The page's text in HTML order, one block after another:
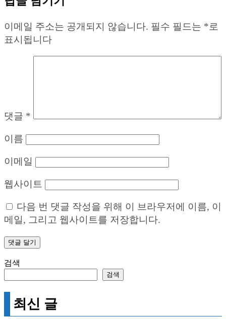
이메일 주소는 공개되지 않습니다. 필수 필드는 *로
표시됩니다
댓글 *
이름
이메일
웹사이트
다음 번 댓글 작성을 위해 이 브라우저에 이름, 이
메일, 그리고 웹사이트를 저장합니다.
검색
검색
최신 글